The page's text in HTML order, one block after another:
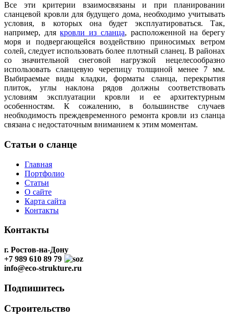
Все эти критерии взаимосвязаны и при планировании
сланцевой кровли для будущего дома, необходимо учитывать
условия, в которых она будет эксплуатироваться. Так,
например, длякровли из сланца, расположенной на берегу
моря и подвергающейся воздействию приносимых ветром
солей, следует использовать более плотный сланец. В районах
со значительной снеговой нагрузкой нецелесообразно
использовать сланцевую черепицу толщиной менее 7 мм.
Выбираемые виды кладки, форматы сланца, перекрытия
плиток, углы наклона рядов должны соответствовать
условиям эксплуатации кровли и ее архитектурным
особенностям. К сожалению, в большинстве случаев
необходимость преждевременного ремонта кровли из сланца
связана с недостаточным вниманием к этим моментам.
Статьи о сланце
Главная
Портфолио
Статьи
О сайте
Карта сайта
Контакты
Контакты
г. Ростов-на-Дону
+7 989 610 89 79
info@eco-strukture.ru
Подпишитесь
Строительство